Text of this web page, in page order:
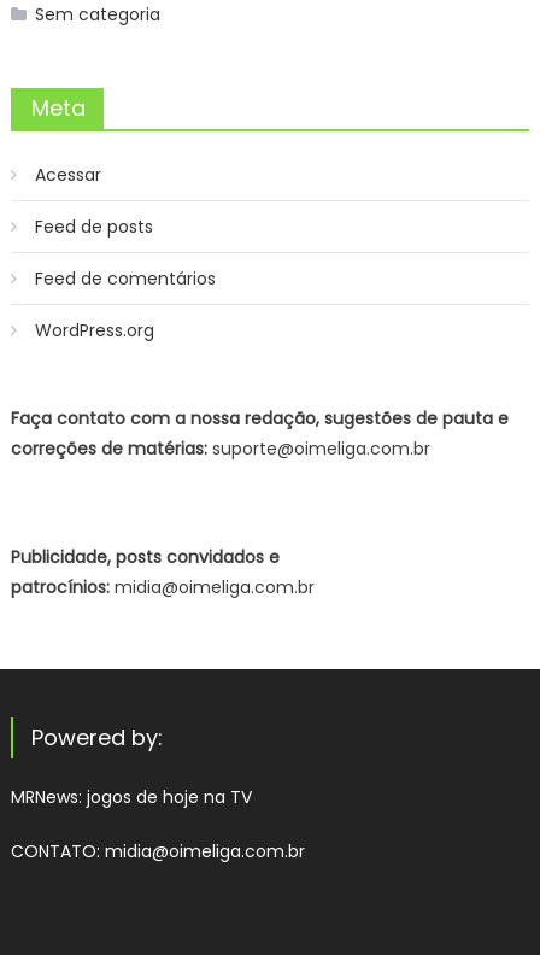
Sem categoria
Meta
Acessar
Feed de posts
Feed de comentários
WordPress.org
Faça contato com a nossa redação, sugestões de pauta e
correções de matérias:suporte@oimeliga.com.br
Publicidade, posts convidados e
patrocínios:midia@oimeliga.com.br
Powered by:
MRNews: jogos de hoje na TV
CONTATO: midia@oimeliga.com.br